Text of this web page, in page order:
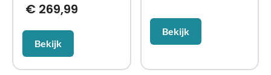
€269,99
Bekijk
Bekijk